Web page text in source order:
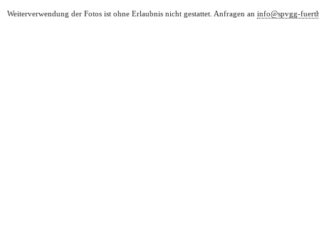
Weiterverwendung der Fotos ist ohne Erlaubnis nicht gestattet. Anfragen an info@spvgg-